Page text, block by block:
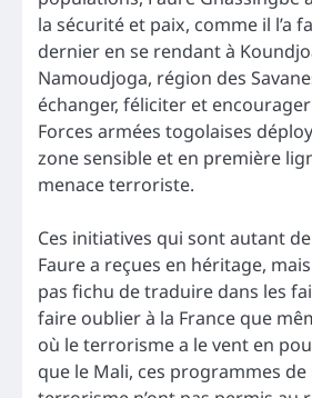
la sécurité et paix, comme il l’a
dernier en se rendant à
Namoudjoga, région des
échanger, féliciter et
Forces armées togolaises
zone sensible et en première
menace terroriste.
Ces initiatives qui sont autant
Faure a reçues en héritage, mais
pas fichu de traduire dans les
faire oublier à la France que
où le terrorisme a le vent en
que le Mali, ces programmes